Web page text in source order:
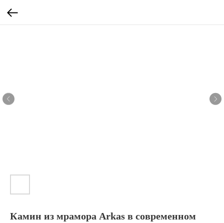
Камин из мрамора Arkas в современном